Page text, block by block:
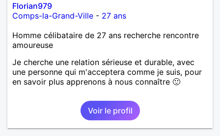
Florian979
Comps-la-Grand-Ville - 27 ans
Homme célibataire de 27 ans recherche rencontre
amoureuse
Je cherche une relation sérieuse et durable, avec
une personne qui m'acceptera comme je suis, pour
en savoir plus apprenons à nous connaître 🙂
Voir le profil